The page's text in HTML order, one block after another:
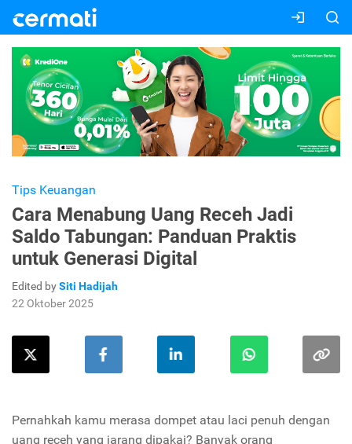
Tips Keuangan
Cara Menabung Uang Receh Jadi
Saldo Tabungan: Panduan Praktis
untuk Generasi Digital
Edited bySiti Hadijah
22 Oktober 2025
Pernahkah kamu merasa dompet atau laci penuh dengan
uang receh yang jarang dipakai? Banyak orang